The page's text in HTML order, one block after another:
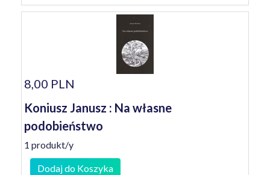
8,00 PLN
Koniusz Janusz : Na własne
podobieństwo
1 produkt/y
Dodaj do Koszyka